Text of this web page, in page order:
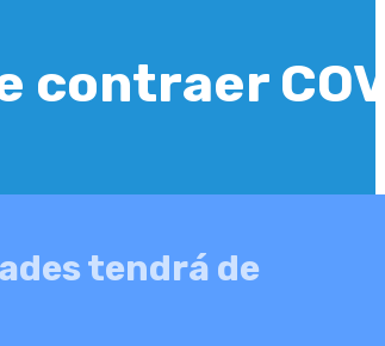
contraer
tendrá de